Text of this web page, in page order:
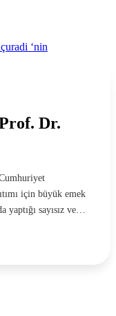
‘nin
Dr.
için büyük emek
sayısız ve…